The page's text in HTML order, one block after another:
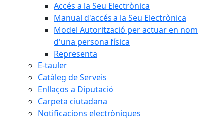
Accés a la Seu Electrònica
Manual d'accés a la Seu Electrònica
Model Autorització per actuar en nom
d'una persona física
Representa
E-tauler
Catàleg de Serveis
Enllaços a Diputació
Carpeta ciutadana
Notificacions electròniques